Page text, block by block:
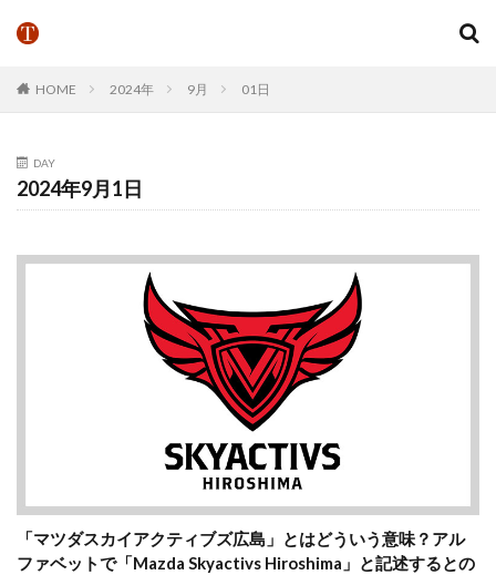
HOME 2024年 9月 01日
DAY
2024年9月1日
「マツダスカイアクティブズ広島」とはどういう意味？アル
ファベットで「Mazda Skyactivs Hiroshima」と記述するとの